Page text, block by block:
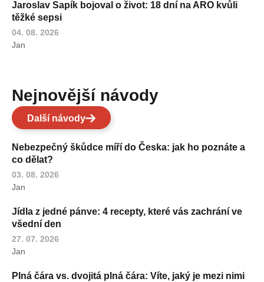
Jaroslav Sapík bojoval o život: 18 dní na ARO kvůli
těžké sepsi
04. 08. 2026
Jan
Nejnovější návody
Další návody
Nebezpečný škůdce míří do Česka: jak ho poznáte a
co dělat?
03. 08. 2026
Jan
Jídla z jedné pánve: 4 recepty, které vás zachrání ve
všední den
27. 07. 2026
Jan
Plná čára vs. dvojitá plná čára: Víte, jaký je mezi nimi